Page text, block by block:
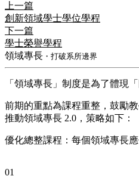
上一篇
創新領域學士學位學程
下一篇
學士榮譽學程
領域專長 ・打破系所邊界
「領域專長」制度是為了體現
前期的重點為課程重整，鼓勵
推動領域專長 2.0，策略如下：
優化總整課程：每個領域專長
01